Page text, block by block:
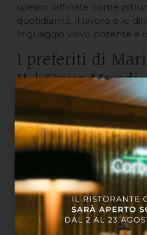
spesso raffinate come
quotidianità, il lavoro e le
linguaggio visivo potente e
I preferiti di
II | Opus Mundi,
e Scienze
Fino al 28 giugno 2026, il
Golinelli ospiterà oltre
raccolgono la curiosità e la
scienza e futuro. Una
vista originale e
ama contaminazioni di
Itinerario